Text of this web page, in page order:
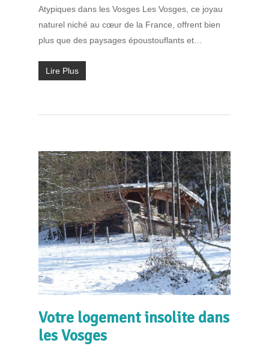
Atypiques dans les Vosges Les Vosges, ce joyau
naturel niché au cœur de la France, offrent bien
plus que des paysages époustouflants et…
Lire Plus
Votre logement insolite dans
les Vosges